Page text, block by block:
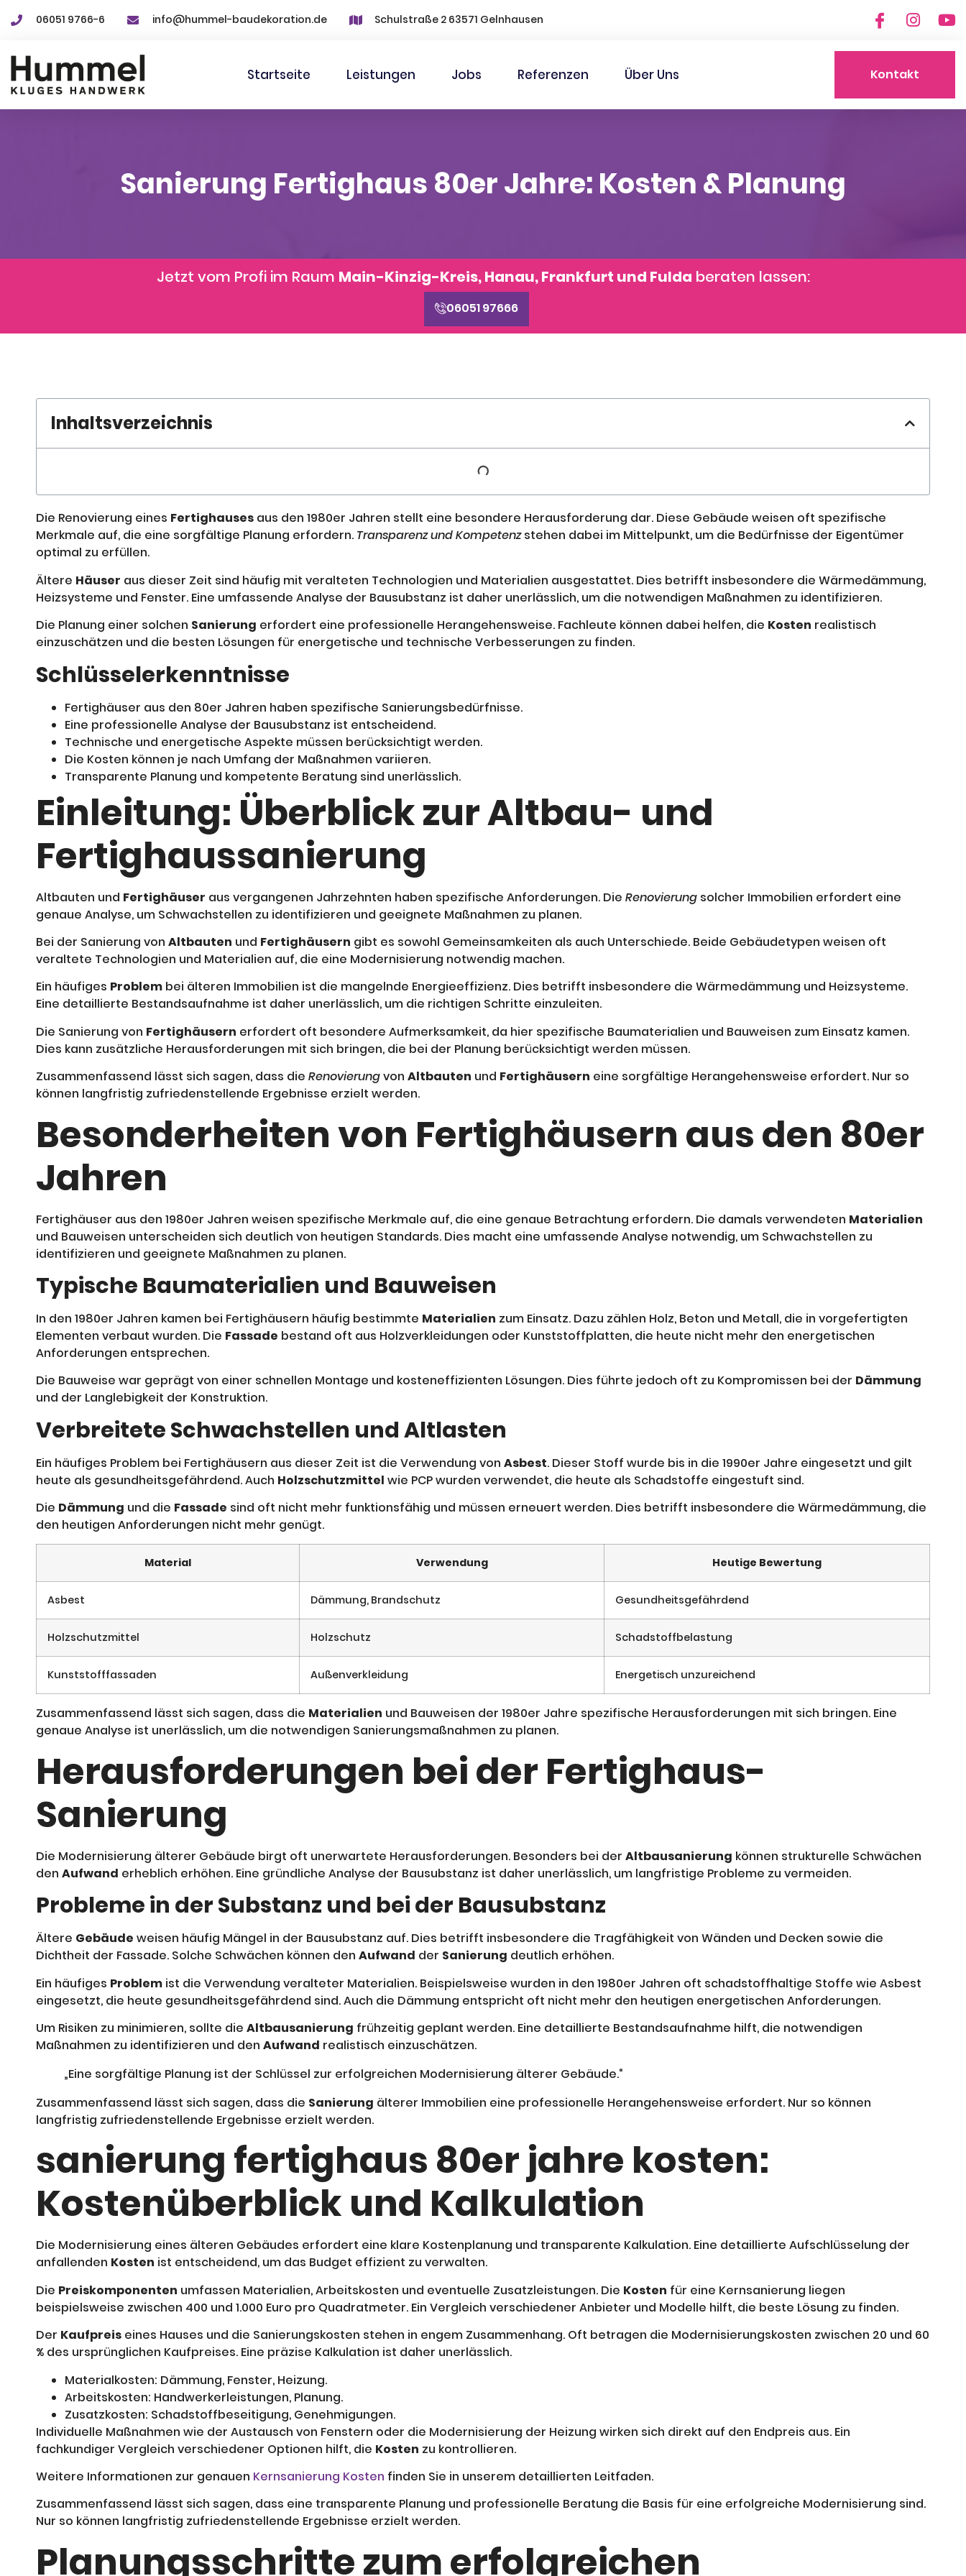
06051 9766-6 info@hummel-baudekoration.de Schulstraße 2 63571 Gelnhausen
Startseite Leistungen Jobs Referenzen Über Uns Kontakt
Sanierung Fertighaus 80er Jahre: Kosten & Planung
Jetzt vom Profi im Raum Main-Kinzig-Kreis, Hanau, Frankfurt und Fulda beraten lassen:
06051 97666
Inhaltsverzeichnis
Die Renovierung eines Fertighauses aus den 1980er Jahren stellt eine besondere Herausforderung dar. Diese Gebäude weisen oft spezifische
Merkmale auf, die eine sorgfältige Planung erfordern. Transparenz und Kompetenzstehen dabei im Mittelpunkt, um die Bedürfnisse der Eigentümer
optimal zu erfüllen.
Ältere Häuser aus dieser Zeit sind häufig mit veralteten Technologien und Materialien ausgestattet. Dies betrifft insbesondere die Wärmedämmung,
Heizsysteme und Fenster. Eine umfassende Analyse der Bausubstanz ist daher unerlässlich, um die notwendigen Maßnahmen zu identifizieren.
Die Planung einer solchen Sanierung erfordert eine professionelle Herangehensweise. Fachleute können dabei helfen, die Kosten realistisch
einzuschätzen und die besten Lösungen für energetische und technische Verbesserungen zu finden.
Schlüsselerkenntnisse
Fertighäuser aus den 80er Jahren haben spezifische Sanierungsbedürfnisse.
Eine professionelle Analyse der Bausubstanz ist entscheidend.
Technische und energetische Aspekte müssen berücksichtigt werden.
Die Kosten können je nach Umfang der Maßnahmen variieren.
Transparente Planung und kompetente Beratung sind unerlässlich.
Einleitung: Überblick zur Altbau- und
Fertighaussanierung
Altbauten und Fertighäuser aus vergangenen Jahrzehnten haben spezifische Anforderungen. Die Renovierung solcher Immobilien erfordert eine
genaue Analyse, um Schwachstellen zu identifizieren und geeignete Maßnahmen zu planen.
Bei der Sanierung von Altbauten und Fertighäusern gibt es sowohl Gemeinsamkeiten als auch Unterschiede. Beide Gebäudetypen weisen oft
veraltete Technologien und Materialien auf, die eine Modernisierung notwendig machen.
Ein häufiges Problem bei älteren Immobilien ist die mangelnde Energieeffizienz. Dies betrifft insbesondere die Wärmedämmung und Heizsysteme.
Eine detaillierte Bestandsaufnahme ist daher unerlässlich, um die richtigen Schritte einzuleiten.
Die Sanierung von Fertighäusern erfordert oft besondere Aufmerksamkeit, da hier spezifische Baumaterialien und Bauweisen zum Einsatz kamen.
Dies kann zusätzliche Herausforderungen mit sich bringen, die bei der Planung berücksichtigt werden müssen.
Zusammenfassend lässt sich sagen, dass die Renovierungvon Altbauten und Fertighäusern eine sorgfältige Herangehensweise erfordert. Nur so
können langfristig zufriedenstellende Ergebnisse erzielt werden.
Besonderheiten von Fertighäusern aus den 80er
Jahren
Fertighäuser aus den 1980er Jahren weisen spezifische Merkmale auf, die eine genaue Betrachtung erfordern. Die damals verwendeten Materialien
und Bauweisen unterscheiden sich deutlich von heutigen Standards. Dies macht eine umfassende Analyse notwendig, um Schwachstellen zu
identifizieren und geeignete Maßnahmen zu planen.
Typische Baumaterialien und Bauweisen
In den 1980er Jahren kamen bei Fertighäusern häufig bestimmte Materialien zum Einsatz. Dazu zählen Holz, Beton und Metall, die in vorgefertigten
Elementen verbaut wurden. Die Fassade bestand oft aus Holzverkleidungen oder Kunststoffplatten, die heute nicht mehr den energetischen
Anforderungen entsprechen.
Die Bauweise war geprägt von einer schnellen Montage und kosteneffizienten Lösungen. Dies führte jedoch oft zu Kompromissen bei der Dämmung
und der Langlebigkeit der Konstruktion.
Verbreitete Schwachstellen und Altlasten
Ein häufiges Problem bei Fertighäusern aus dieser Zeit ist die Verwendung von Asbest. Dieser Stoff wurde bis in die 1990er Jahre eingesetzt und gilt
heute als gesundheitsgefährdend. Auch Holzschutzmittel wie PCP wurden verwendet, die heute als Schadstoffe eingestuft sind.
Die Dämmung und die Fassade sind oft nicht mehr funktionsfähig und müssen erneuert werden. Dies betrifft insbesondere die Wärmedämmung, die
den heutigen Anforderungen nicht mehr genügt.
Material Verwendung Heutige Bewertung
Asbest Dämmung, Brandschutz Gesundheitsgefährdend
Holzschutzmittel Holzschutz Schadstoffbelastung
Kunststofffassaden Außenverkleidung Energetisch unzureichend
Zusammenfassend lässt sich sagen, dass die Materialien und Bauweisen der 1980er Jahre spezifische Herausforderungen mit sich bringen. Eine
genaue Analyse ist unerlässlich, um die notwendigen Sanierungsmaßnahmen zu planen.
Herausforderungen bei der Fertighaus-
Sanierung
Die Modernisierung älterer Gebäude birgt oft unerwartete Herausforderungen. Besonders bei der Altbausanierung können strukturelle Schwächen
den Aufwand erheblich erhöhen. Eine gründliche Analyse der Bausubstanz ist daher unerlässlich, um langfristige Probleme zu vermeiden.
Probleme in der Substanz und bei der Bausubstanz
Ältere Gebäude weisen häufig Mängel in der Bausubstanz auf. Dies betrifft insbesondere die Tragfähigkeit von Wänden und Decken sowie die
Dichtheit der Fassade. Solche Schwächen können den Aufwand der Sanierung deutlich erhöhen.
Ein häufiges Problem ist die Verwendung veralteter Materialien. Beispielsweise wurden in den 1980er Jahren oft schadstoffhaltige Stoffe wie Asbest
eingesetzt, die heute gesundheitsgefährdend sind. Auch die Dämmung entspricht oft nicht mehr den heutigen energetischen Anforderungen.
Um Risiken zu minimieren, sollte die Altbausanierung frühzeitig geplant werden. Eine detaillierte Bestandsaufnahme hilft, die notwendigen
Maßnahmen zu identifizieren und den Aufwand realistisch einzuschätzen.
„Eine sorgfältige Planung ist der Schlüssel zur erfolgreichen Modernisierung älterer Gebäude.“
Zusammenfassend lässt sich sagen, dass die Sanierung älterer Immobilien eine professionelle Herangehensweise erfordert. Nur so können
langfristig zufriedenstellende Ergebnisse erzielt werden.
sanierung fertighaus 80er jahre kosten:
Kostenüberblick und Kalkulation
Die Modernisierung eines älteren Gebäudes erfordert eine klare Kostenplanung und transparente Kalkulation. Eine detaillierte Aufschlüsselung der
anfallenden Kosten ist entscheidend, um das Budget effizient zu verwalten.
Die Preiskomponenten umfassen Materialien, Arbeitskosten und eventuelle Zusatzleistungen. Die Kosten für eine Kernsanierung liegen
beispielsweise zwischen 400 und 1.000 Euro pro Quadratmeter. Ein Vergleich verschiedener Anbieter und Modelle hilft, die beste Lösung zu finden.
Der Kaufpreis eines Hauses und die Sanierungskosten stehen in engem Zusammenhang. Oft betragen die Modernisierungskosten zwischen 20 und 60
% des ursprünglichen Kaufpreises. Eine präzise Kalkulation ist daher unerlässlich.
Materialkosten: Dämmung, Fenster, Heizung.
Arbeitskosten: Handwerkerleistungen, Planung.
Zusatzkosten: Schadstoffbeseitigung, Genehmigungen.
Individuelle Maßnahmen wie der Austausch von Fenstern oder die Modernisierung der Heizung wirken sich direkt auf den Endpreis aus. Ein
fachkundiger Vergleich verschiedener Optionen hilft, die Kosten zu kontrollieren.
Weitere Informationen zur genauen Kernsanierung Kosten finden Sie in unserem detaillierten Leitfaden.
Zusammenfassend lässt sich sagen, dass eine transparente Planung und professionelle Beratung die Basis für eine erfolgreiche Modernisierung sind.
Nur so können langfristig zufriedenstellende Ergebnisse erzielt werden.
Planungsschritte zum erfolgreichen